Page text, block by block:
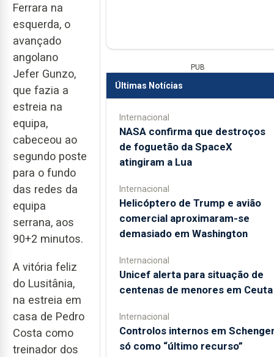
Ferrara na
esquerda, o
avançado
angolano
Jefer Gunzo,
que fazia a
estreia na
equipa,
cabeceou ao
segundo poste
para o fundo
das redes da
equipa
serrana, aos
90+2 minutos.
A vitória feliz
do Lusitânia,
na estreia em
casa de Pedro
Costa como
treinador dos
PUB
Últimas Notícias
Internacional
NASA confirma que destroços
de foguetão da SpaceX
atingiram a Lua
Internacional
Helicóptero de Trump e avião
comercial aproximaram-se
demasiado em Washington
Internacional
Unicef alerta para situação de
centenas de menores em Ceuta
Internacional
Controlos internos em
só como “último recurso”